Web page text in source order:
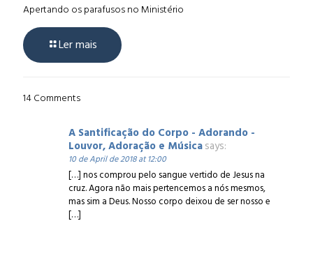
Apertando os parafusos no Ministério
Ler mais
14 Comments
A Santificação do Corpo - Adorando -
Louvor, Adoração e Músicasays:
10 de April de 2018 at 12:00
[…] nos comprou pelo sangue vertido de Jesus na
cruz. Agora não mais pertencemos a nós mesmos,
mas sim a Deus. Nosso corpo deixou de ser nosso e
[…]